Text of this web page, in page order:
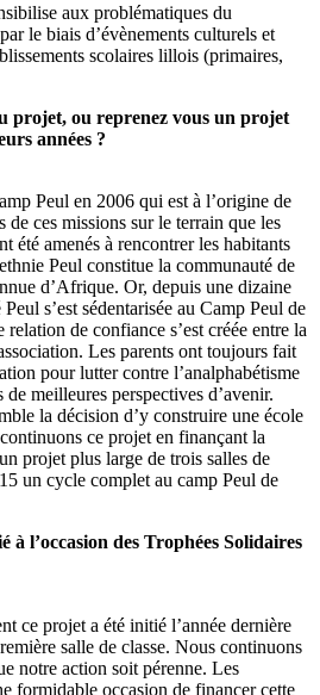
aux problématiques du
le biais d’évènements culturels et
scolaires lillois (primaires,
projet, ou reprenez vous un projet
années ?
Peul en 2006 qui est à l’origine de
de ces missions sur le terrain que les
été amenés à rencontrer les habitants
Peul constitue la communauté de
d’Afrique. Or, depuis une dizaine
s’est sédentarisée au Camp Peul de
de confiance s’est créée entre la
Les parents ont toujours fait
pour lutter contre l’analphabétisme
meilleures perspectives d’avenir.
la décision d’y construire une école
ce projet en finançant la
projet plus large de trois salles de
un cycle complet au camp Peul de
l’occasion des Trophées Solidaires
ce projet a été initié l’année dernière
salle de classe. Nous continuons
notre action soit pérenne. Les
formidable occasion de financer cette